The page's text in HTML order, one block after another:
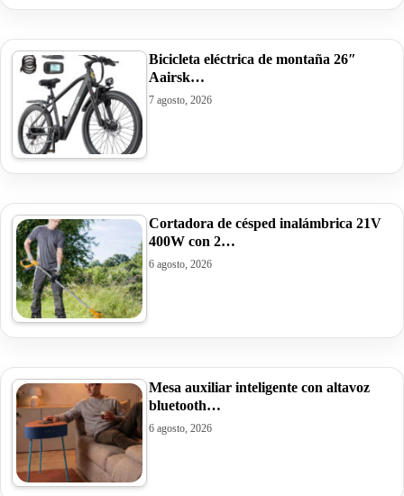
Bicicleta eléctrica de montaña 26″
Aairsk…
7 agosto, 2026
Cortadora de césped inalámbrica 21V
400W con 2…
6 agosto, 2026
Mesa auxiliar inteligente con altavoz
bluetooth…
6 agosto, 2026